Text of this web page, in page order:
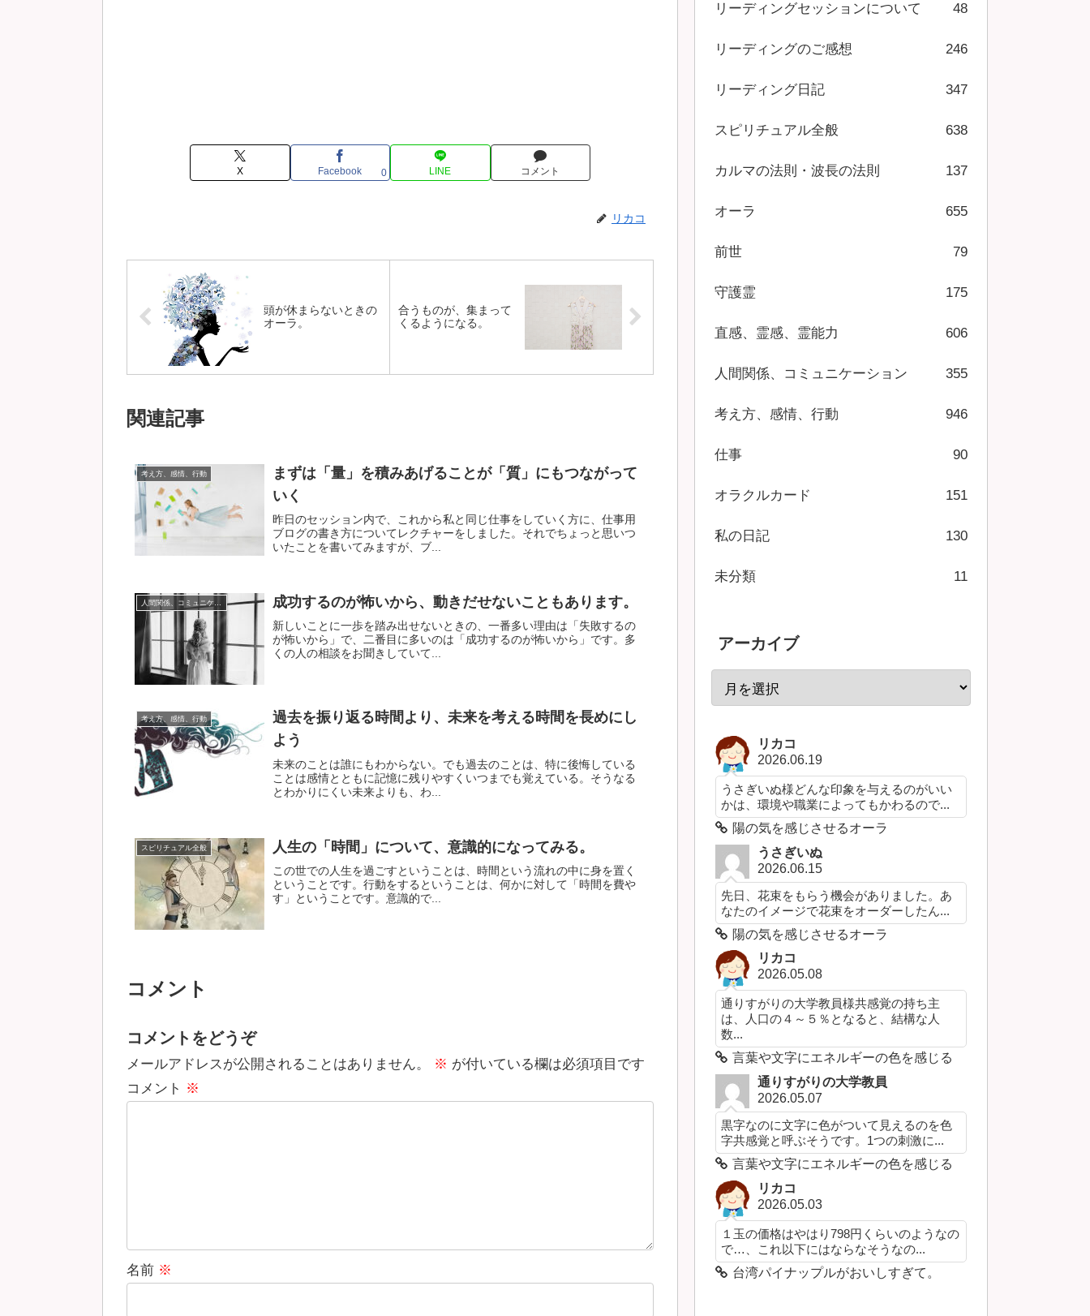
X Facebook 0 LINE コメント
リカコ
頭が休まらないときの
オーラ。
合うものが、集まって
くるようになる。
関連記事
考え方、感情、行動
まずは「量」を積みあげることが「質」にもつながって
いく
昨日のセッション内で、これから私と同じ仕事をしていく方に、仕事用
ブログの書き方についてレクチャーをしました。それでちょっと思いつ
いたことを書いてみますが、ブ...
人間関係、コミュニケーション 成功するのが怖いから、動きだせないこともあります。
新しいことに一歩を踏み出せないときの、一番多い理由は「失敗するの
が怖いから」で、二番目に多いのは「成功するのが怖いから」です。多
くの人の相談をお聞きしていて...
考え方、感情、行動
過去を振り返る時間より、未来を考える時間を長めにし
よう
未来のことは誰にもわからない。でも過去のことは、特に後悔している
ことは感情とともに記憶に残りやすくいつまでも覚えている。そうなる
とわかりにくい未来よりも、わ...
スピリチュアル全般 人生の「時間」について、意識的になってみる。
この世での人生を過ごすということは、時間という流れの中に身を置く
ということです。行動をするということは、何かに対して「時間を費や
す」ということです。意識的で...
コメント
コメントをどうぞ
メールアドレスが公開されることはありません。 ※ が付いている欄は必須項目です
コメント ※
名前 ※
リーディングセッションについて 48
リーディングのご感想 246
リーディング日記 347
スピリチュアル全般 638
カルマの法則・波長の法則 137
オーラ 655
前世 79
守護霊 175
直感、霊感、霊能力 606
人間関係、コミュニケーション 355
考え方、感情、行動 946
仕事 90
オラクルカード 151
私の日記 130
未分類 11
アーカイブ
リカコ
2026.06.19
うさぎいぬ様どんな印象を与えるのがいい
かは、環境や職業によってもかわるので...
陽の気を感じさせるオーラ
うさぎいぬ
2026.06.15
先日、花束をもらう機会がありました。あ
なたのイメージで花束をオーダーしたん...
陽の気を感じさせるオーラ
リカコ
2026.05.08
通りすがりの大学教員様共感覚の持ち主
は、人口の４～５％となると、結構な人
数...
言葉や文字にエネルギーの色を感じる
通りすがりの大学教員
2026.05.07
黒字なのに文字に色がついて見えるのを色
字共感覚と呼ぶそうです。1つの刺激に...
言葉や文字にエネルギーの色を感じる
リカコ
2026.05.03
１玉の価格はやはり798円くらいのようなの
で…、これ以下にはならなそうなの...
台湾パイナップルがおいしすぎて。